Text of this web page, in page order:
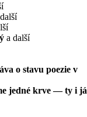
a další
o stavu poezie v
jedné krve — ty i já